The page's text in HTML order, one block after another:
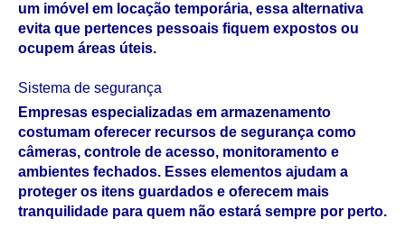
um imóvel em locação temporária, essa alternativa
evita que pertences pessoais fiquem expostos ou
ocupem áreas úteis.
Sistema de segurança
Empresas especializadas em armazenamento
costumam oferecer recursos de segurança como
câmeras, controle de acesso, monitoramento e
ambientes fechados. Esses elementos ajudam a
proteger os itens guardados e oferecem mais
tranquilidade para quem não estará sempre por perto.